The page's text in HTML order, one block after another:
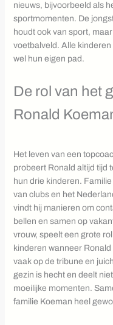
nieuws, bijvoorbeeld als
sportmomenten. De
houdt ook van sport,
voetbalveld. Alle
wel hun eigen pad.
De rol van het
Ronald
Het leven van een
probeert Ronald altijd tijd
hun drie kinderen.
van clubs en het
vindt hij manieren om
bellen en samen op
vrouw, speelt een grote
kinderen wanneer
vaak op de tribune en
gezin is hecht en deelt
moeilijke momenten.
familie Koeman heel